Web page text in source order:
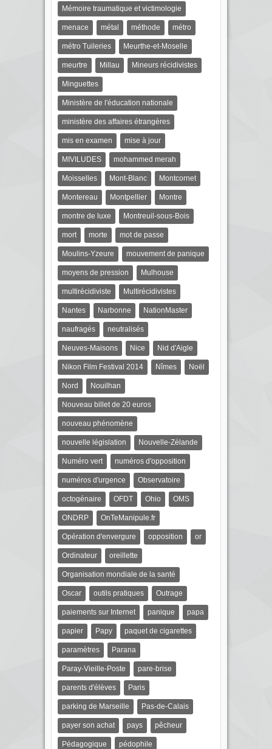
Mémoire traumatique et victimologie
menace métal méthode métro
métro Tuileries Meurthe-et-Moselle
meurtre Millau Mineurs récidivistes
Minguettes
Ministère de l'éducation nationale
ministère des affaires étrangères
mis en examen mise à jour
MIVILUDES mohammed merah
Moisselles Mont-Blanc Montcornet
Montereau Montpellier Montre
montre de luxe Montreuil-sous-Bois
mort morte mot de passe
Moulins-Yzeure mouvement de panique
moyens de pression Mulhouse
multirécidiviste Multirécidivistes
Nantes Narbonne NationMaster
naufragés neutralisés
Neuves-Maisons Nice Nid d'Aigle
Nikon Film Festival 2014 Nîmes Noël
Nord Nouilhan
Nouveau billet de 20 euros
nouveau phénomène
nouvelle législation Nouvelle-Zélande
Numéro vert numéros d'opposition
numéros d'urgence Observatoire
octogénaire OFDT Ohio OMS
ONDRP OnTeManipule.fr
Opération d'envergure opposition or
Ordinateur oreillette
Organisation mondiale de la santé
Oscar outils pratiques Outrage
paiements sur Internet panique papa
papier Papy paquet de cigarettes
paramètres Parana
Paray-Vieille-Poste pare-brise
parents d'élèves Paris
parking de Marseille Pas-de-Calais
payer son achat pays pêcheur
Pédagogique pédophile